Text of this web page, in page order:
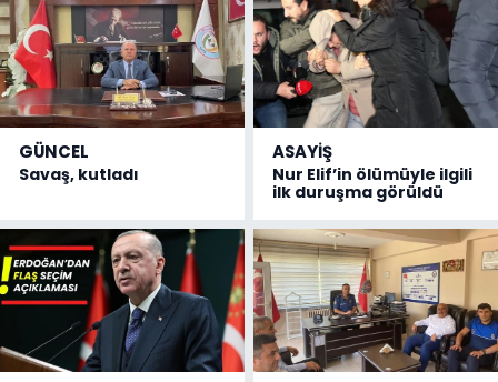
GÜNCEL
Savaş, kutladı
ASAYİŞ
Nur Elif’in ölümüyle ilgili
ilk duruşma görüldü